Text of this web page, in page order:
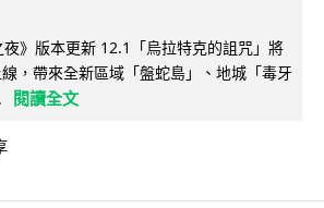
夜》版本更新 12.1「烏拉特克的詛咒」將
，帶來全新區域「盤蛇島」、地城「毒牙
閱讀全文